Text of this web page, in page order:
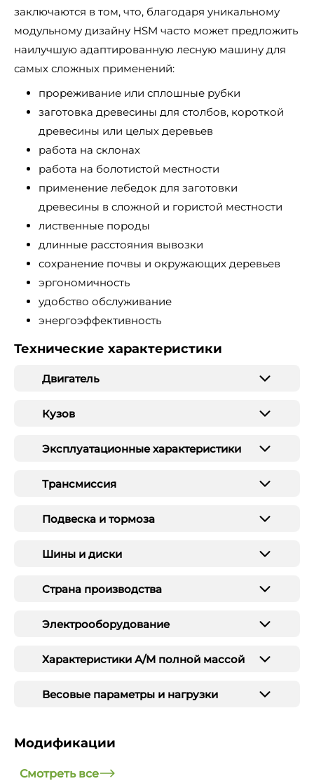
заключаются в том, что, благодаря уникальному
модульному дизайну HSM часто может предложить
наилучшую адаптированную лесную машину для
самых сложных применений:
прореживание или сплошные рубки
заготовка древесины для столбов, короткой
древесины или целых деревьев
работа на склонах
работа на болотистой местности
применение лебедок для заготовки
древесины в сложной и гористой местности
лиственные породы
длинные расстояния вывозки
сохранение почвы и окружающих деревьев
эргономичность
удобство обслуживание
энергоэффективность
Технические характеристики
Двигатель
Кузов
Эксплуатационные характеристики
Трансмиссия
Подвеска и тормоза
Шины и диски
Страна производства
Электрооборудование
Характеристики А/М полной массой
Весовые параметры и нагрузки
Модификации
Смотреть все